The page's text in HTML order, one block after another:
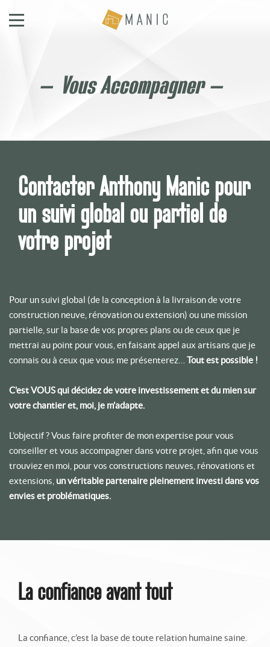
Vous Accompagner
Contacter Anthony Manic pour
un suivi global ou partiel de
votre projet
Pour un suivi global (de la conception à la livraison de votre
construction neuve, rénovation ou extension) ou une mission
partielle, sur la base de vos propres plans ou de ceux que je
mettrai au point pour vous, en faisant appel aux artisans que je
connais ou à ceux que vous me présenterez… Tout est possible !
C’est VOUS qui décidez de votre investissement et du mien sur
votre chantier et, moi, je m’adapte.
L’objectif ? Vous faire profiter de mon expertise pour vous
conseiller et vous accompagner dans votre projet, afin que vous
trouviez en moi, pour vos constructions neuves, rénovations et
extensions, un véritable partenaire pleinement investi dans vos
envies et problématiques.
La confiance avant tout
La confiance, c’est la base de toute relation humaine saine.